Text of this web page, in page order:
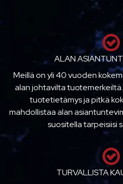
ALAN
Meillä on yli 40 vuoden
alan johtavilta
tuotetietämys ja pitkä
mahdollistaa alan
suositella tarpeisiisi
TURVALLISTA